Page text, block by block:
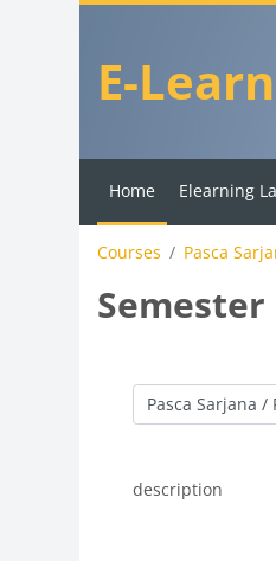
E-
Home Elearning
Courses Pasca
Semester
Course categories
description